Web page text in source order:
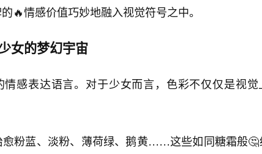
🔥情感价值巧妙地融入视觉符号之中。
女的梦幻宇宙
感表达语言。对于少女而言，色彩不仅仅是视觉
愈粉蓝、淡粉、薄荷绿、鹅黄……这些如同糖霜般🤔